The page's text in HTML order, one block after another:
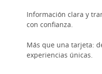
Información clara y
con confianza.
Más que una tarjeta:
experiencias únicas.